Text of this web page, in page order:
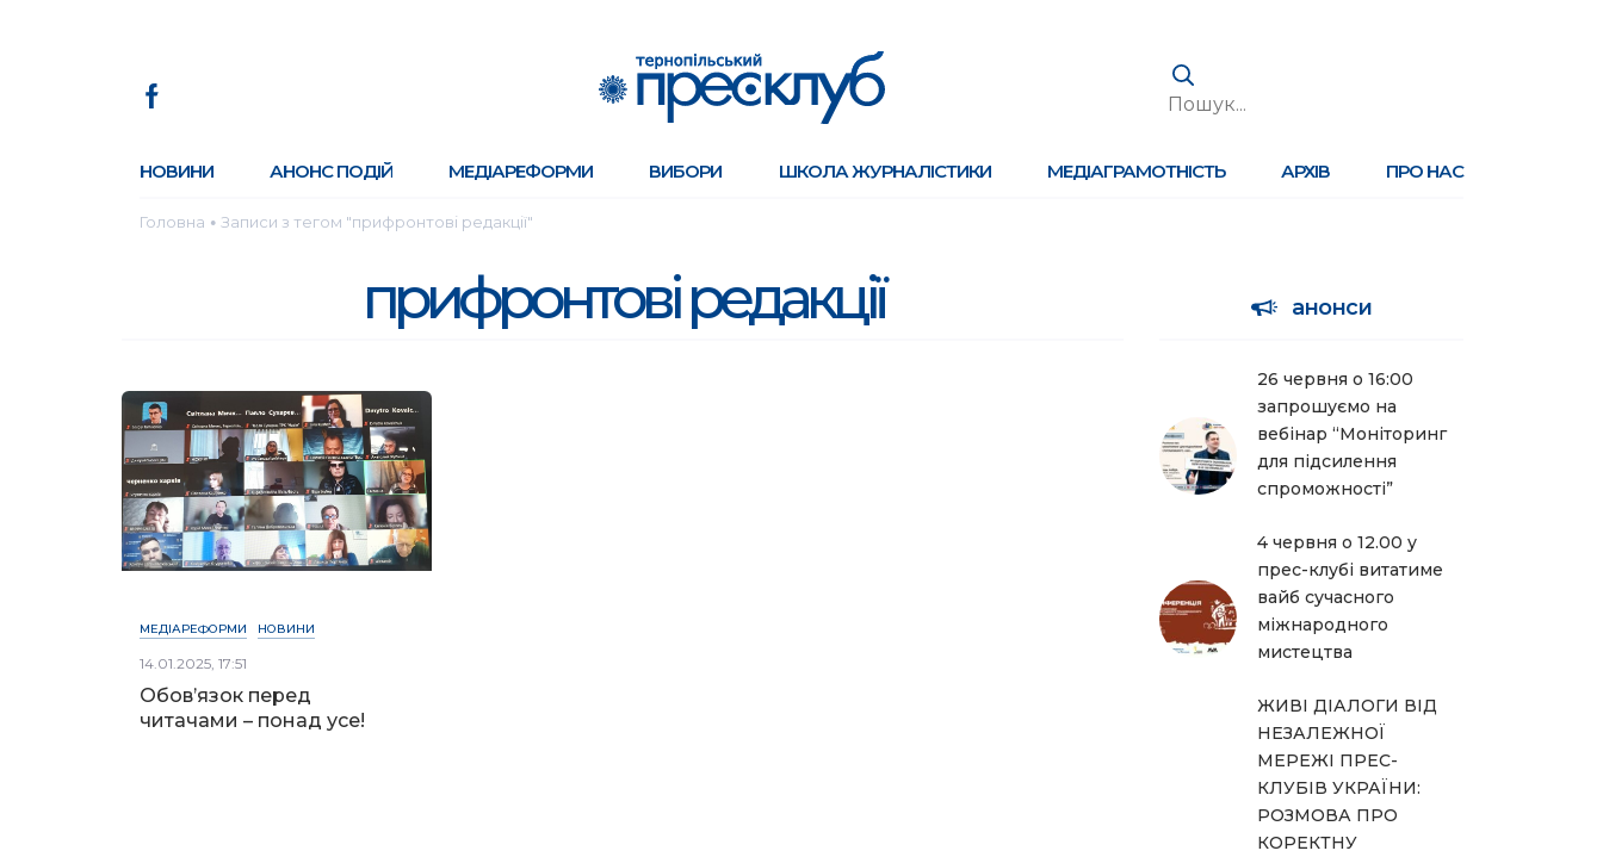
НОВИНИ АНОНС ПОДІЙ МЕДІАРЕФОРМИ ВИБОРИ ШКОЛА ЖУРНАЛІСТИКИ МЕДІАГРАМОТНІСТЬ АРХІВ ПРО НАС
Головна ● Записи з тегом "прифронтові редакції"
прифронтові редакції
МЕДІАРЕФОРМИ НОВИНИ
14.01.2025, 17:51
Обов’язок перед
читачами – понад усе!
анонси
26 червня о 16:00
запрошуємо на
вебінар “Моніторинг
для підсилення
спроможності”
4 червня о 12.00 у
прес-клубі витатиме
вайб сучасного
міжнародного
мистецтва
ЖИВІ ДІАЛОГИ ВІД
НЕЗАЛЕЖНОЇ
МЕРЕЖІ ПРЕС-
КЛУБІВ УКРАЇНИ:
РОЗМОВА ПРО
КОРЕКТНУ